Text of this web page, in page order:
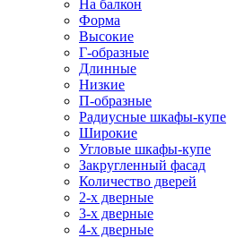
На балкон
Форма
Высокие
Г-образные
Длинные
Низкие
П-образные
Радиусные шкафы-купе
Широкие
Угловые шкафы-купе
Закругленный фасад
Количество дверей
2-х дверные
3-х дверные
4-х дверные